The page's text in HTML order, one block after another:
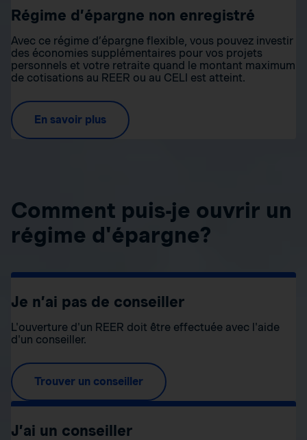
Régime d’épargne non enregistré
Avec ce régime d’épargne flexible, vous pouvez investir
des économies supplémentaires pour vos projets
personnels et votre retraite quand le montant maximum
de cotisations au REER ou au CELI est atteint.
En savoir plus
Comment puis-je ouvrir un
régime d'épargne?
Je n’ai pas de conseiller
L'ouverture d'un REER doit être effectuée avec l'aide
d'un conseiller.
Trouver un conseiller
J’ai un conseiller